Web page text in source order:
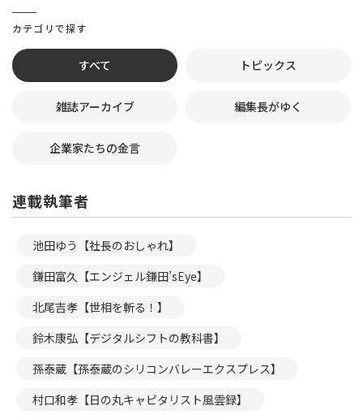
カテゴリで探す
すべて トピックス
雑誌アーカイブ 編集長がゆく
企業家たちの金言
連載執筆者
池田ゆう【社長のおしゃれ】
鎌田富久【エンジェル鎌田’sEye】
北尾吉孝【世相を斬る！】
鈴木康弘【デジタルシフトの教科書】
孫泰蔵【孫泰蔵のシリコンバレーエクスプレス】
村口和孝【日の丸キャピタリスト風雲録】